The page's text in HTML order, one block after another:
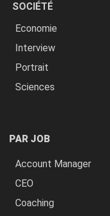
SOCIÉTÉ
Economie
Interview
Portrait
Sciences
PAR JOB
Account Manager
CEO
Coaching